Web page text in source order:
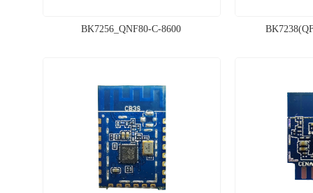
BK7256_QNF80-C-8600